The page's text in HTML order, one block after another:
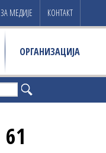
ЗА МЕДИЈЕ КОНТАКТ
ОРГАНИЗАЦИЈА
61